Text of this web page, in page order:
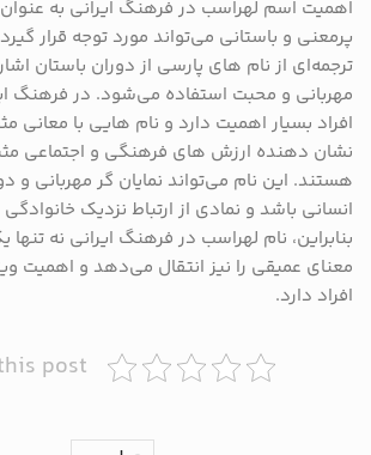
اهمیت اسم لهراسب در فرهنگ ایرانی به
پرمعنی و باستانی می‌تواند مورد توجه قرار
ترجمه‌ای از نام ‌های پارسی از دوران باستان
مهربانی و محبت استفاده می‌شود. در فرهنگ
افراد بسیار اهمیت دارد و نام‌ هایی با معانی
نشان‌ دهنده ارزش‌ های فرهنگی و اجتماعی
هستند. این نام می‌تواند نمایان گر مهربانی و
انسانی باشد و نمادی از ارتباط نزدیک
بنابراین، نام لهراسب در فرهنگ ایرانی نه
معنای عمیقی را نیز انتقال می‌دهد و اهمیت
افراد دارد.
post